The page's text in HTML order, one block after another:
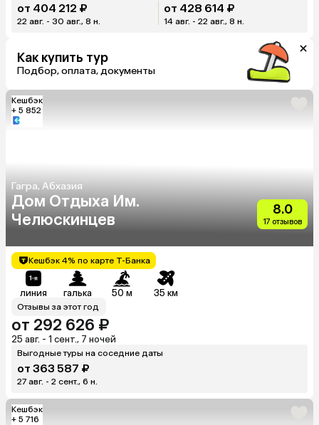
от 404 212 ₽
22 авг. - 30 авг., 8 н.
от 428 614 ₽
14 авг. - 22 авг., 8 н.
Как купить тур
Подбор, оплата, документы
Кешбэк
+ 5 852
Гагра, Абхазия
Дом Отдыха Им.
Челюскинцев
8.0
17 отзывов
Кешбэк 4% по карте Т-Банка
линия галька 50 м 35 км
Отзывы за этот год
от 292 626 ₽
25 авг. - 1 сент., 7 ночей
Выгодные туры на соседние даты
от 363 587 ₽
27 авг. - 2 сент., 6 н.
Кешбэк
+ 5 716